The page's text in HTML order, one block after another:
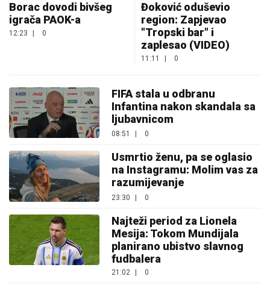
Borac dovodi bivšeg
igrača PAOK-a
12:23 0
Đoković oduševio
region: Zapjevao
"Tropski bar" i
zaplesao (VIDEO)
11:11 0
FIFA stala u odbranu
Infantina nakon skandala sa
ljubavnicom
08:51 0
Usmrtio ženu, pa se oglasio
na Instagramu: Molim vas za
razumijevanje
23:30 | 0
Najteži period za Lionela
Mesija: Tokom Mundijala
planirano ubistvo slavnog
fudbalera
21:02 | 0